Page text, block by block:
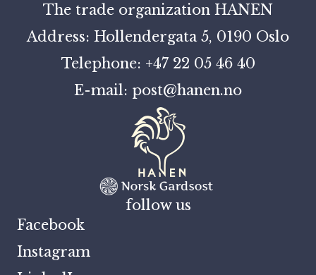
The trade organization HANEN
Address: Hollendergata 5, 0190 Oslo
Telephone: +47 22 05 46 40
E-mail: post@hanen.no
follow us
Facebook
Instagram